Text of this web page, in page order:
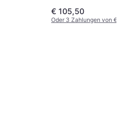
€ 105,50
Oder 3 Zahlungen von €